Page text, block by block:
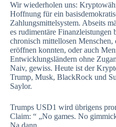
Wir wiederholen uns:
Hoffnung für ein
Zahlungsmittelsystem. Abseits
es rudimentäre Finanzleistungen
chronisch mittellosen
eröffnen konnten, oder auch
Entwicklungsländern ohne
Naiv, gewiss. Heute ist der
Trump, Musk, BlackRock und
Saylor.
Trumps USD1 wird übrigens
Claim: “ „No games. No